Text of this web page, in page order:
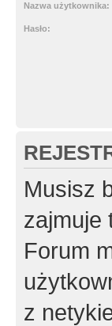
Nazwa użytkownika:
Hasło:
Musisz
zajmuje
Forum
z